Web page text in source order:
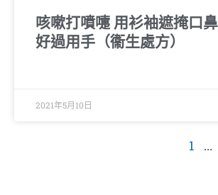
咳嗽打噴嚏 用衫袖遮掩口鼻
好過用手（衞生處方）
2021年5月10日
1 ...